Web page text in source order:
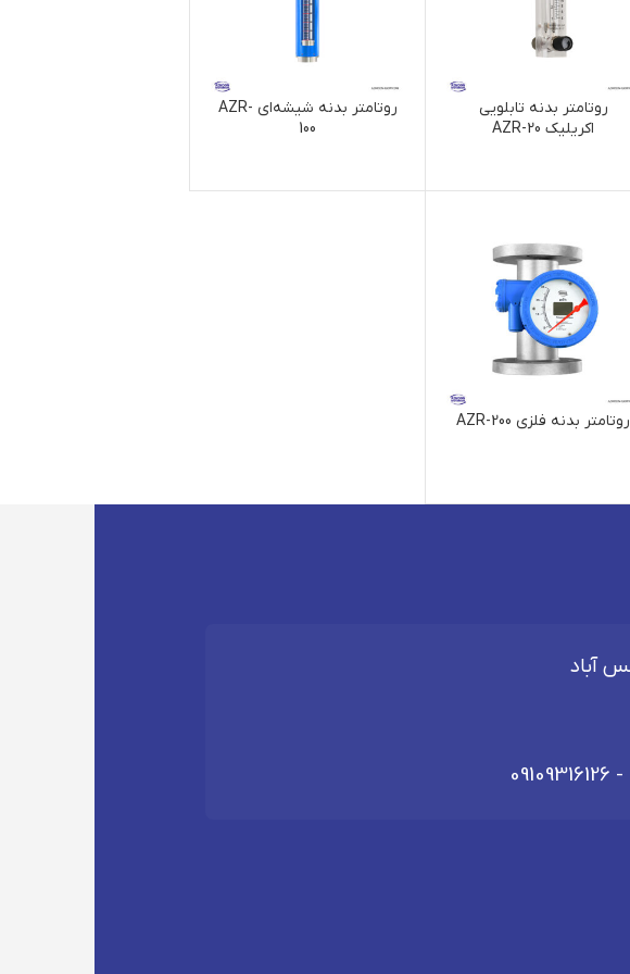
روتامتر بدنه تابلویی
اکریلیک AZR-20
روتامتر بدنه شیشه‌ای AZR-
100
روتامتر بدنه فلزی AZR-200
-
09109316126